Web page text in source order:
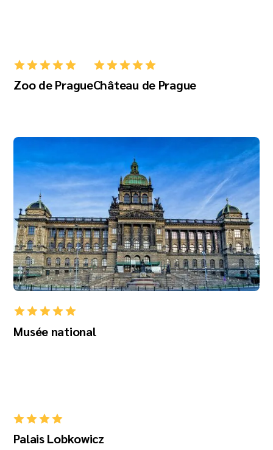
Zoo de PragueChâteau de Prague
Musée national
Palais Lobkowicz